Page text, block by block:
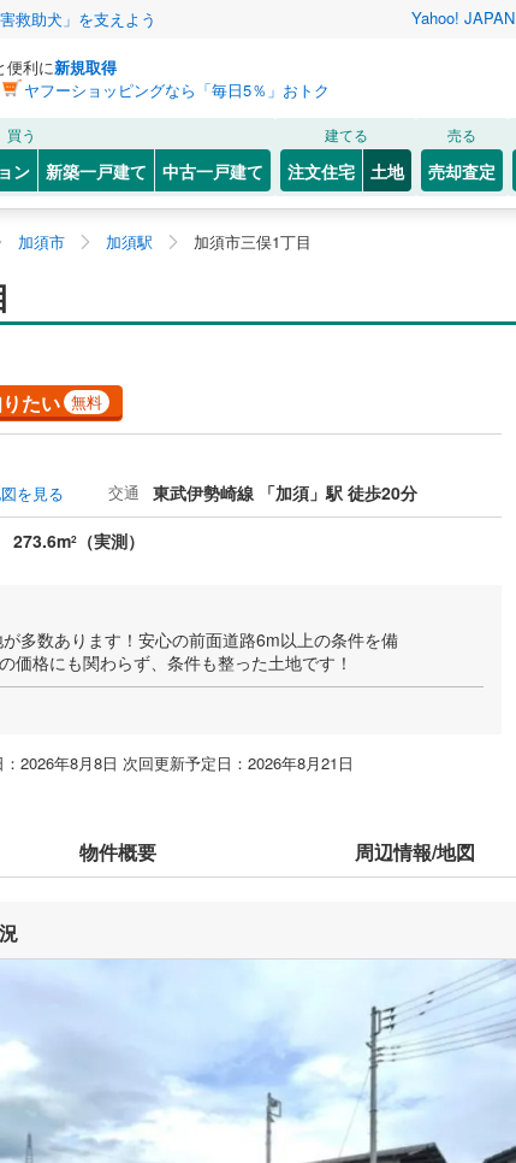
救助犬」を支えよう Yahoo! JAPAN
便利に新規取得
ヤフーショッピングなら「毎日5％」おトク
買う
ン 新築一戸建て 中古一戸建て
建てる
注文住宅 土地
売る
売却査定
加須市 加須駅 加須市三俣1丁目
たい 無料
を見る 交通 東武伊勢崎線 「加須」駅 徒歩20分
273.6m2 （実測）
多数あります！安心の前面道路6m以上の条件を備
価格にも関わらず、条件も整った土地です！
2026年8月8日 次回更新予定日：2026年8月21日
物件概要 周辺情報/地図